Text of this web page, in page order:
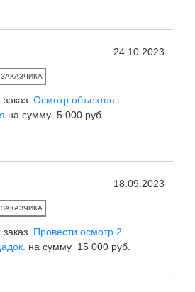
24.10.2023
заказ Осмотр объектов г.
на сумму 5 000 руб.
18.09.2023
заказ Провести осмотр 2
на сумму 15 000 руб.